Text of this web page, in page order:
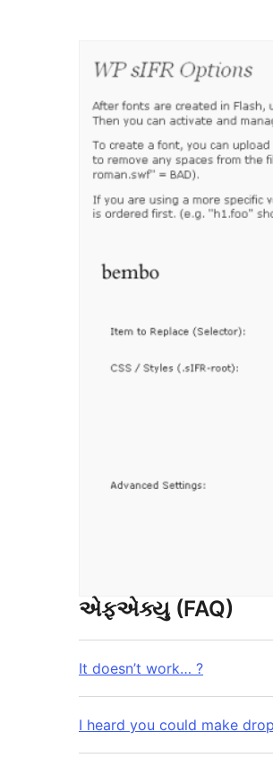
એફએક્યુ (FAQ)
It doesn’t work… ?
I heard you could make